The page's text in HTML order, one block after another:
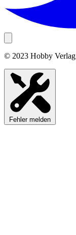
© 2023 Hobby
Fehler melden